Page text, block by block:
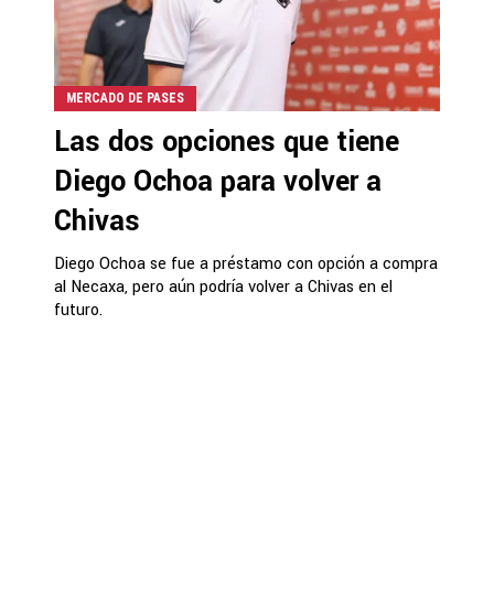
MERCADO DE PASES
Las dos opciones que tiene
Diego Ochoa para volver a
Chivas
Diego Ochoa se fue a préstamo con opción a compra
al Necaxa, pero aún podría volver a Chivas en el
futuro.